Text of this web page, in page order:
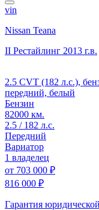
vin
Nissan Teana
II Рестайлинг 2013 г.в.
2.5 CVT (182 л.с.),
передний, белый
Бензин
82000 км.
2.5 / 182 л.с.
Передний
Вариатор
1 владелец
от 703 000 ₽
816 000 ₽
Гарантия